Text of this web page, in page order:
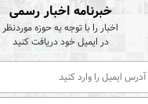
خبرنامه اخبار رسمی
اخبار را با توجه به حوزه موردنظر
در ایمیل خود دریافت کنید